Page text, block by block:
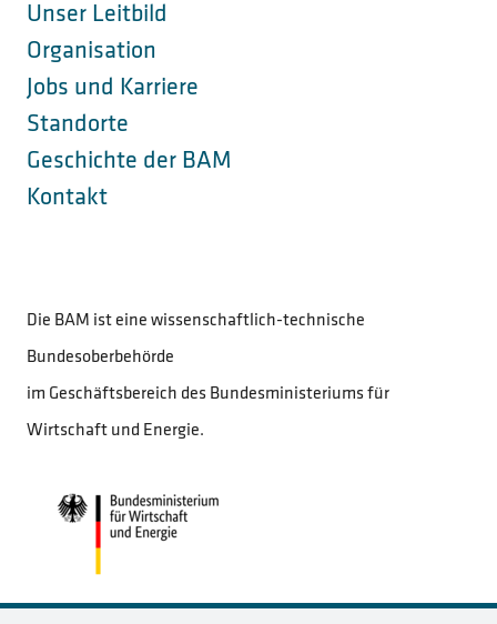
Unser Leitbild
Organisation
Jobs und Karriere
Standorte
Geschichte der BAM
Kontakt
Die BAM ist eine wissenschaftlich-technische
Bundesoberbehörde
im Geschäftsbereich des Bundesministeriums für
Wirtschaft und Energie.